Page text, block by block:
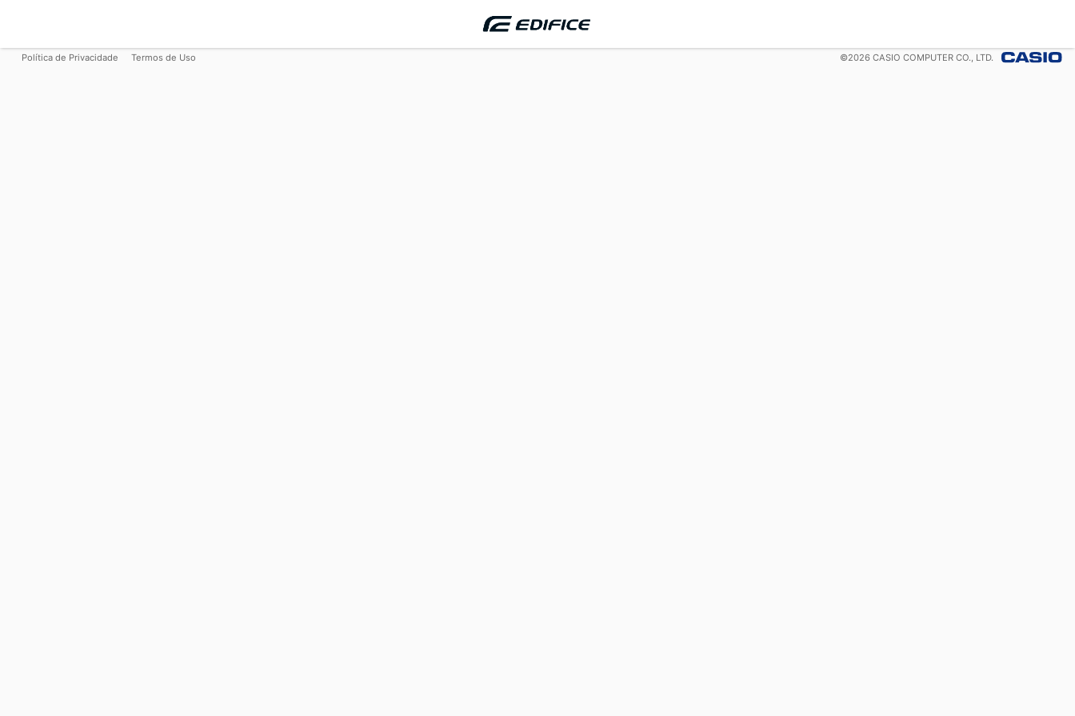
Política de Privacidade Termos de Uso ©2026 CASIO COMPUTER CO., LTD.